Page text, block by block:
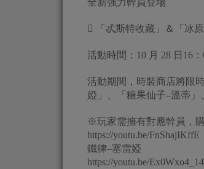
全新強力幹員登場
 「忒斯特收藏」＆「冰
活動時間：10 月 28 日16
活動期間，時裝商店將限
婭」、「糖果仙子–溫蒂」
※玩家需擁有對應幹員，
https://youtu.be/FnShajIKffE
鐵律–塞雷婭
https://youtu.be/